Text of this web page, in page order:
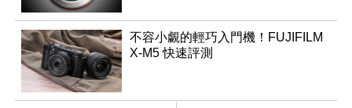
不容小覷的輕巧入門機！FUJIFILM
X-M5 快速評測